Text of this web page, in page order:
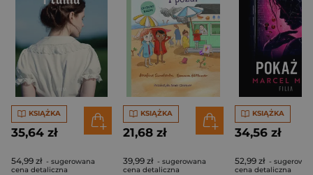
KSIĄŻKA
35,64 zł
54,99 zł - sugerowana
cena detaliczna
KSIĄŻKA
21,68 zł
39,99 zł - sugerowana
cena detaliczna
KSIĄŻKA
34,56 zł
52,99 zł -
cena detaliczna